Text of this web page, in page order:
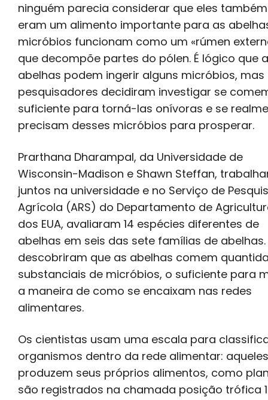
ninguém parecia considerar que eles também
eram um alimento importante para as
micróbios funcionam como um «rúmen
que decompõe partes do pólen. É lógico que
abelhas podem ingerir alguns micróbios, mas
pesquisadores decidiram investigar se
suficiente para torná-las onívoras e se
precisam desses micróbios para prosperar.
Prarthana Dharampal, da Universidade de
Wisconsin-Madison e Shawn Steffan,
juntos na universidade e no Serviço de
Agrícola (ARS) do Departamento de
dos EUA, avaliaram 14 espécies diferentes de
abelhas em seis das sete famílias de abelhas.
descobriram que as abelhas comem
substanciais de micróbios, o suficiente para
a maneira de como se encaixam nas redes
alimentares.
Os cientistas usam uma escala para
organismos dentro da rede alimentar:
produzem seus próprios alimentos, como
são registrados na chamada posição trófica 1